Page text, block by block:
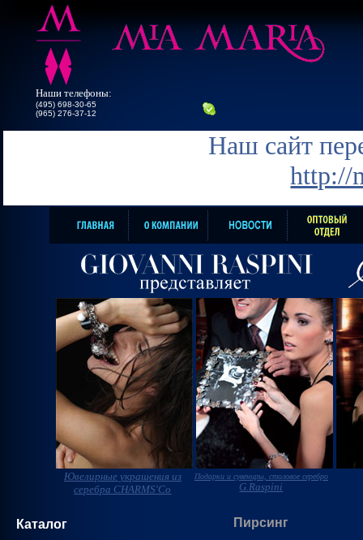
Наши телефоны:
(495) 698-30-65
(965) 276-37-12
Наш сайт
http://
Ювелирные украшения из
серебра CHARMS'Co
Подарки и сувениры, столовое серебро
G.Raspini
Каталог
Пирсинг